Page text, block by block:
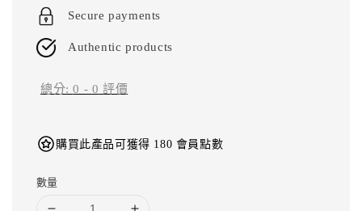
Secure payments
Authentic products
總分:0 - 0 評價
購買此產品可獲得 180 會員點數
數量